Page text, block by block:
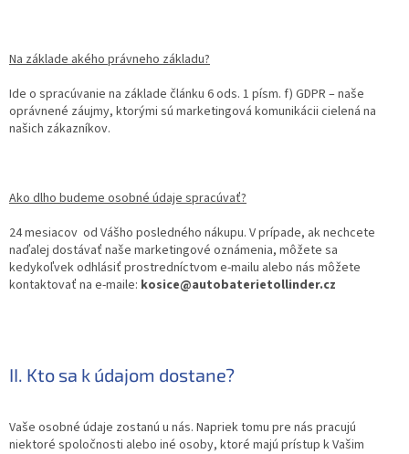
Na základe akého právneho základu?
Ide o spracúvanie na základe článku 6 ods. 1 písm. f) GDPR – naše
oprávnené záujmy, ktorými sú marketingová komunikácii cielená na
našich zákazníkov.
Ako dlho budeme osobné údaje spracúvať?
24 mesiacov od Vášho posledného nákupu. V prípade, ak nechcete
naďalej dostávať naše marketingové oznámenia, môžete sa
kedykoľvek odhlásiť prostredníctvom e-mailu alebo nás môžete
kontaktovať na e-maile: kosice@autobaterietollinder.cz
II. Kto sa k údajom dostane?
Vaše osobné údaje zostanú u nás. Napriek tomu pre nás pracujú
niektoré spoločnosti alebo iné osoby, ktoré majú prístup k Vašim